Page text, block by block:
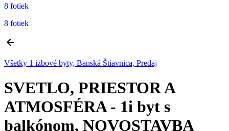
8 fotiek
8 fotiek
Všetky 1 izbové byty, Banská Štiavnica, Predaj
SVETLO, PRIESTOR A
ATMOSFÉRA - 1i byt s
balkónom, NOVOSTAVBA